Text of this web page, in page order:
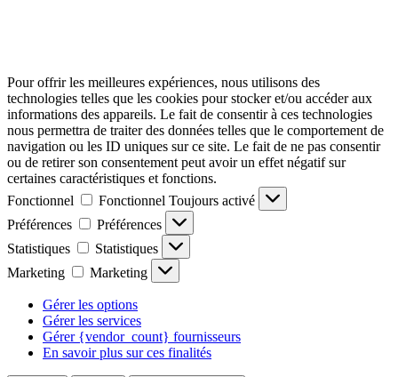
Pour offrir les meilleures expériences, nous utilisons des
technologies telles que les cookies pour stocker et/ou accéder aux
informations des appareils. Le fait de consentir à ces technologies
nous permettra de traiter des données telles que le comportement de
navigation ou les ID uniques sur ce site. Le fait de ne pas consentir
ou de retirer son consentement peut avoir un effet négatif sur
certaines caractéristiques et fonctions.
Fonctionnel
Fonctionnel Toujours activé
Préférences
Préférences
Statistiques
Statistiques
Marketing
Marketing
Gérer les options
Gérer les services
Gérer {vendor_count} fournisseurs
En savoir plus sur ces finalités